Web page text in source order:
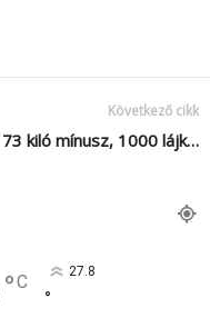
Következő cikk
73 kiló mínusz, 1000 lájk…
°C 27.8
°